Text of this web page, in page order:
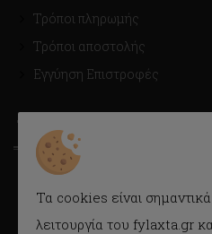
Τρόποι πληρωμής
Τρόποι αποστολής
Εγγύηση Επιστροφές
ΤΡΟΠΟΙ ΑΠΟΣΤΟΛΗΣ
Με Courier εύκολα και
Δυνατότητα παραλαβής και
Τα cookies είναι
λειτουργία του fylaxta.gr